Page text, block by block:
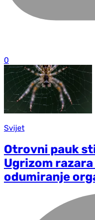
0
Svijet
Otrovni pauk
Ugrizom
odumiranje